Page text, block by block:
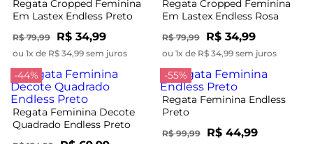
Regata Cropped Feminina
Em Lastex Endless Preto
R$ 79,99 R$ 34,99
ou 1x de R$ 34,99 sem juros
Regata Cropped Feminina
Em Lastex Endless Rosa
R$ 79,99 R$ 34,99
ou 1x de R$ 34,99 sem juros
-44%
Regata Feminina Decote
Quadrado Endless Preto
-55%
Regata Feminina Endless
Preto
R$ 99,99 R$ 44,99